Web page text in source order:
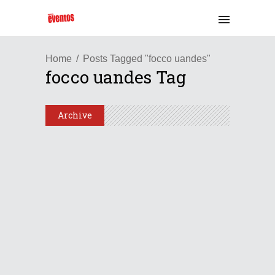
Home Posts Tagged "focco uandes"
focco uandes Tag
Archive